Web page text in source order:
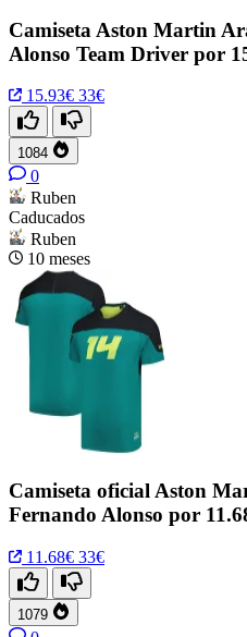
Camiseta Aston Martin
Alonso Team Driver por
15.93€ 33€
1084
0
Ruben
Caducados
Ruben
10 meses
Camiseta oficial Aston
Fernando Alonso por
11.68€ 33€
1079